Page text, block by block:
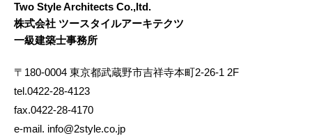
Two Style Architects Co.,ltd.
株式会社 ツースタイルアーキテクツ
一級建築士事務所
〒180-0004 東京都武蔵野市吉祥寺本町2-26-1 2F
tel.0422-28-4123
fax.0422-28-4170
e-mail. info@2style.co.jp